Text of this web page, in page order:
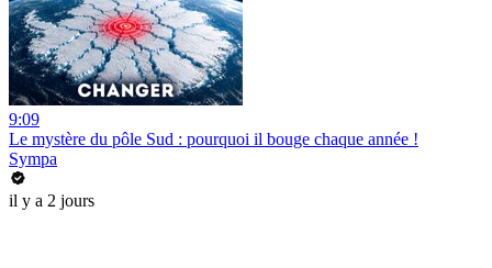
9:09
Le mystère du pôle Sud : pourquoi il bouge chaque année !
Sympa
il y a 2 jours